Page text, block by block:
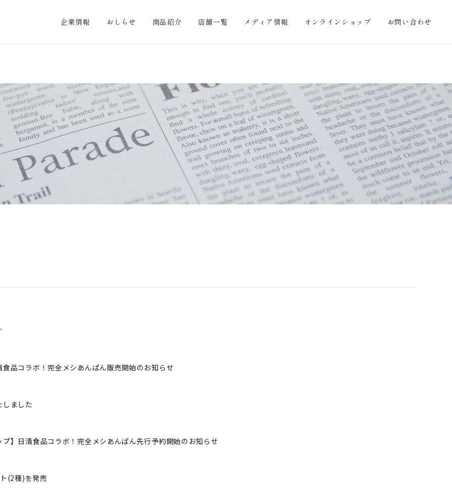
企業情報 おしらせ 商品紹介 店舗一覧 メディア情報 オンラインショップ お問い合わせ
品コラボ！完全メシあんぱん販売開始のお知らせ
しました
】日清食品コラボ！完全メシあんぱん先行予約開始のお知らせ
(2種)を発売